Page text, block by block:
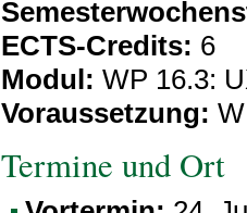
ECTS-Credits: 6
Modul: WP 16.3:
Voraussetzung:
Termine und Ort